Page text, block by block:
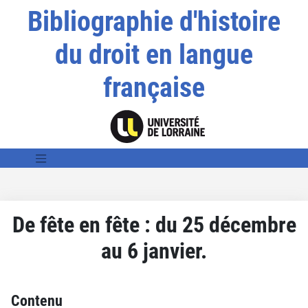
Bibliographie d'histoire
du droit en langue
française
De fête en fête : du 25 décembre
au 6 janvier.
Contenu